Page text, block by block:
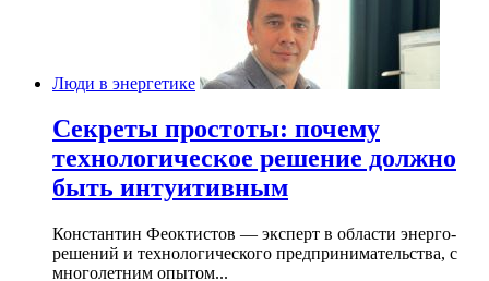
Люди в энергетике
Секреты простоты: почему
технологическое решение должно
быть интуитивным
Константин Феоктистов — эксперт в области энерго-
решений и технологического предпринимательства, с
многолетним опытом...